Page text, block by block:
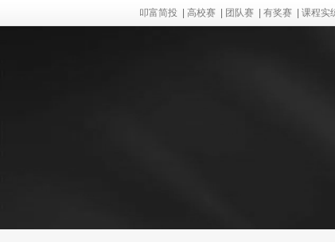
叩富简投 高校赛 团队赛 有奖赛 课程实